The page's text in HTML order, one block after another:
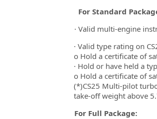
For Standard
· Valid multi-engine
· Valid type rating on
o Hold a certificate of
· Hold or have held a
o Hold a certificate of
(*)CS25 Multi-pilot
take-off weight above
For Full Package: